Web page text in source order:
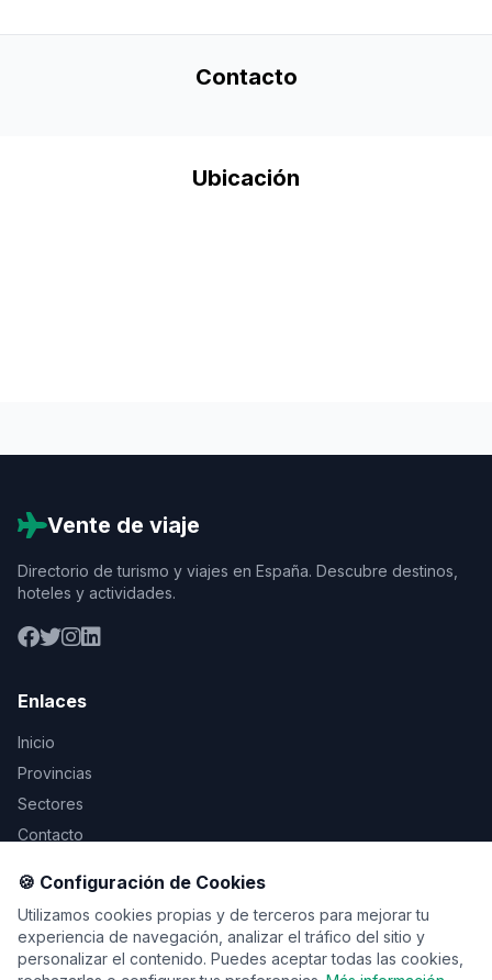
Contacto
Ubicación
Vente de viaje
Directorio de turismo y viajes en España. Descubre destinos,
hoteles y actividades.
Enlaces
Inicio
Provincias
Sectores
Contacto
Legal
Aviso Legal
Privacidad
🍪 Configuración de Cookies
Utilizamos cookies propias y de terceros para mejorar tu
experiencia de navegación, analizar el tráfico del sitio y
personalizar el contenido. Puedes aceptar todas las cookies,